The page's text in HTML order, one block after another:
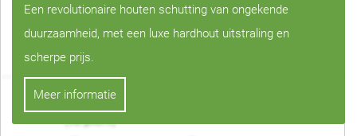
E-mail adres (verplicht)
Wanneer mag de schutting geplaatst worden?
(verplicht)
Een revolutionaire houten schutting van ongekende
duurzaamheid, met een luxe hardhout uitstraling en
scherpe prijs.
Meer informatie